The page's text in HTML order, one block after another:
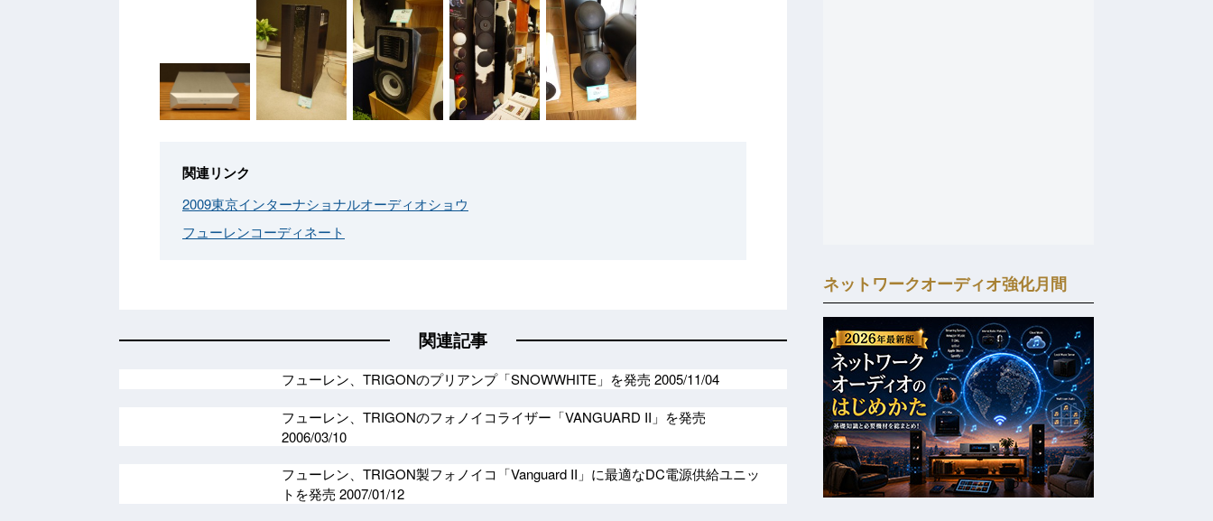
関連リンク
2009東京インターナショナルオーディオショウ
フューレンコーディネート
関連記事
フューレン、TRIGONのプリアンプ「SNOWWHITE」を発売 2005/11/04
フューレン、TRIGONのフォノイコライザー「VANGUARD II」を発売
2006/03/10
フューレン、TRIGON製フォノイコ「Vanguard II」に最適なDC電源供給ユニッ
トを発売 2007/01/12
ネットワークオーディオ強化月間